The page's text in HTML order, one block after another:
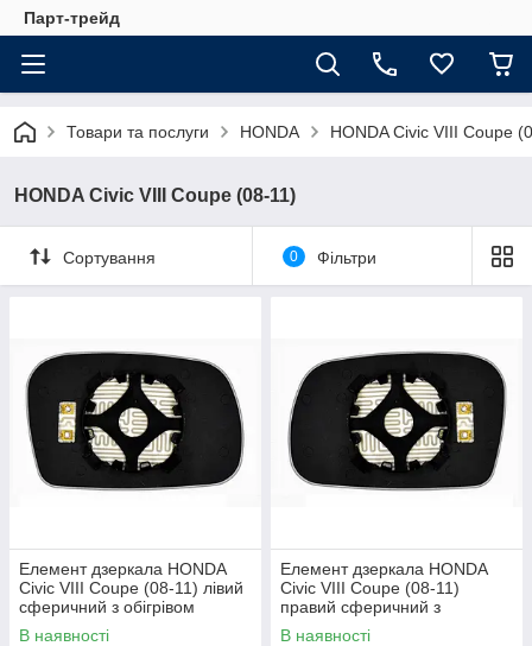
Парт-трейд
Товари та послуги HONDA HONDA Civic VIII Coupe
HONDA Civic VIII Coupe (08-11)
Сортування 0 Фільтри
Елемент дзеркала HONDA
Civic VIII Coupe (08-11) лівий
сферичний з обігрівом
В наявності
Елемент дзеркала HONDA
Civic VIII Coupe (08-11)
правий сферичний з
обігрівом
В наявності